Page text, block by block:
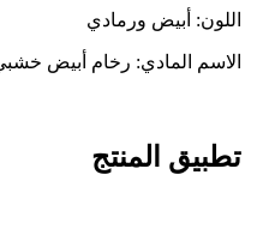
اللون: أبيض ورمادي
الاسم المادي: رخام أبيض
تطبيق المنتج